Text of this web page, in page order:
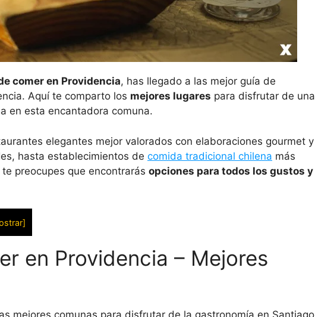
comer en Providencia, has llegado a las mejor guía de
Aquí te comparto los mejores lugares para disfrutar de una
en esta encantadora comuna.
elegantes mejor valorados con elaboraciones gourmet y
hasta establecimientos de comida tradicional chilena más
preocupes que encontrarás opciones para todos los gustos y
]
en Providencia – Mejores